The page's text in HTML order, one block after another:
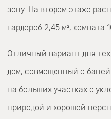
зону. На втором этаже
гардероб 2,45 м², комната
Отличный вариант для
дом, совмещенный с
на больших участках с
природой и хорошей